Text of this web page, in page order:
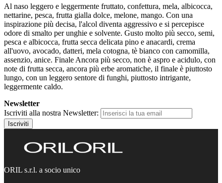
Al naso leggero e leggermente fruttato, confettura, mela, albicocca,
nettarine, pesca, frutta gialla dolce, melone, mango. Con una
inspirazione più decisa, l'alcol diventa aggressivo e si percepisce
odore di smalto per unghie e solvente. Gusto molto più secco, semi,
pesca e albicocca, frutta secca delicata pino e anacardi, crema
all'uovo, avocado, datteri, mela cotogna, tè bianco con camomilla,
assenzio, anice. Finale Ancora più secco, non è aspro e acidulo, con
note di frutta secca, ancora più erbe aromatiche, il finale è piuttosto
lungo, con un leggero sentore di funghi, piuttosto intrigante,
leggermente caldo.
Newsletter
Iscriviti alla nostra Newsletter:
Iscriviti
ORIL s.r.l. a socio unico